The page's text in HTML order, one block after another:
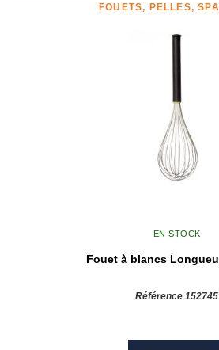
FOUETS, PELLES,
EN STOCK
Fouet à blancs
Référence 152745